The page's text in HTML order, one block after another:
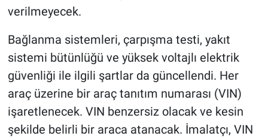
verilmeyecek.
Bağlanma sistemleri, çarpışma testi, yakıt
sistemi bütünlüğü ve yüksek voltajlı elektrik
güvenliği ile ilgili şartlar da güncellendi. Her
araç üzerine bir araç tanıtım numarası (VIN)
işaretlenecek. VIN benzersiz olacak ve kesin
şekilde belirli bir araca atanacak. İmalatçı, VIN